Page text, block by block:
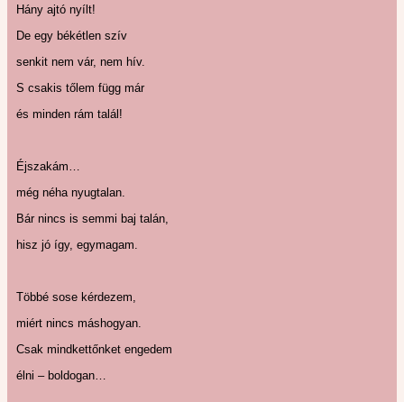
Hány ajtó nyílt!
De egy békétlen szív
senkit nem vár, nem hív.
S csakis tőlem függ már
és minden rám talál!
Éjszakám…
még néha nyugtalan.
Bár nincs is semmi baj talán,
hisz jó így, egymagam.
Többé sose kérdezem,
miért nincs máshogyan.
Csak mindkettőnket engedem
élni – boldogan…